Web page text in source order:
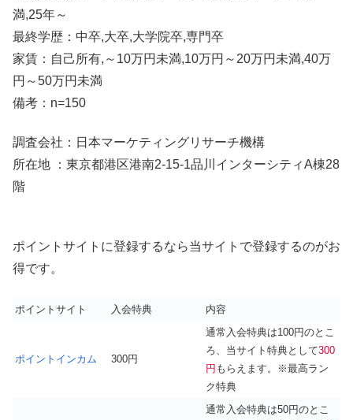
満,25年～
最終学歴：中卒,大卒,大学院卒,専門卒
家賃：自己所有,～10万円未満,10万円～20万円未満,40万
円～50万円未満
備考：n=150
調査会社：日本マーケティングリサーチ機構
所在地 ：東京都港区港南2-15-1品川インターシティA棟28
階
ポイントサイトに登録するなら当サイトで登録するのがお
得です。
ポイントサイト 入会特典 内容
ポイントインカム 300円
通常入会特典は100円のとこ
ろ、当サイト特典として300
円 もらえます。※最高ラン
ク特典
通常入会特典は50円のとこ